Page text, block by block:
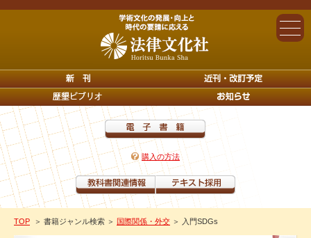
購入の方法
TOP ＞ 書籍ジャンル検索 ＞ 国際関係・外交 ＞ 入門SDGs